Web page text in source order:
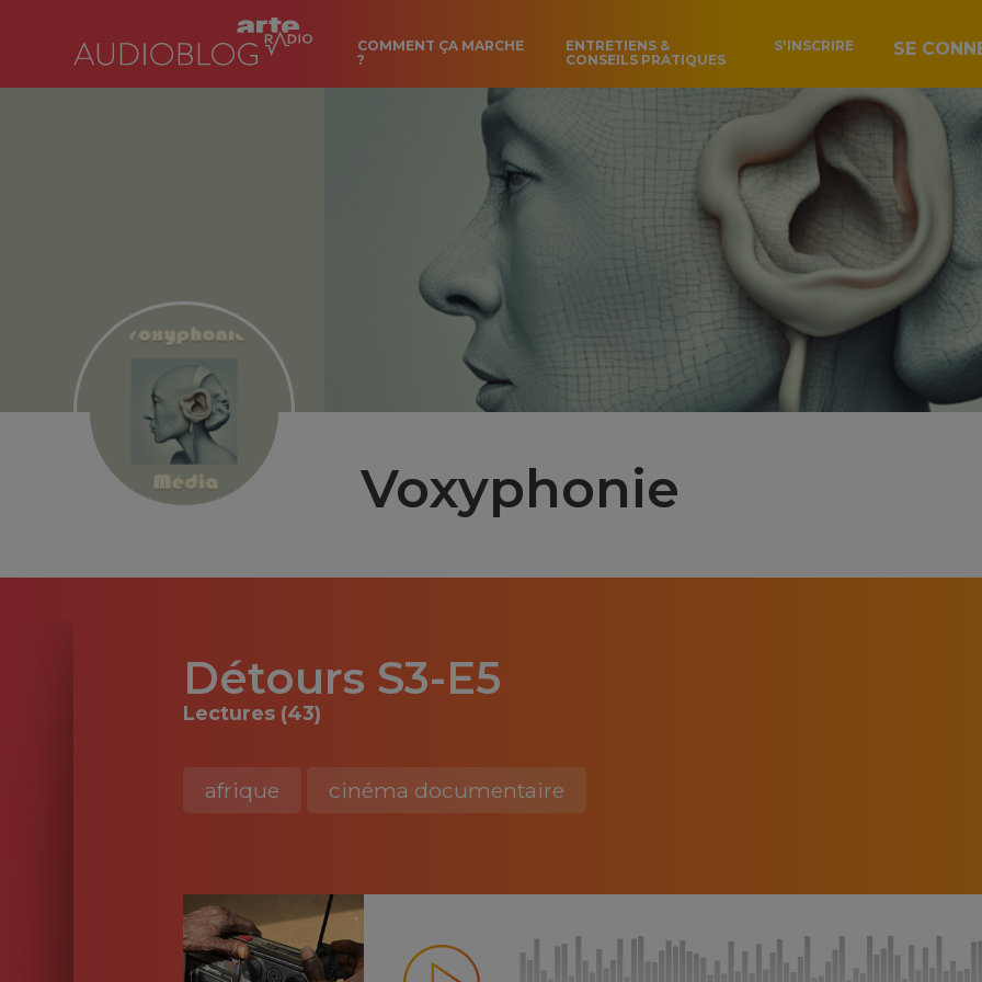
COMMENT ÇA MARCHE
?
ENTRETIENS &
CONSEILS PRATIQUES
S'INSCRIRE SE
Voxyphonie
Détours S3-E5
Lectures (43)
afrique cinéma documentaire